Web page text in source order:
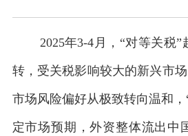
2025年3-4月，“对等关税
转，受关税影响较大的新兴市
市场风险偏好从极致转向温和
定市场预期，外资整体流出中